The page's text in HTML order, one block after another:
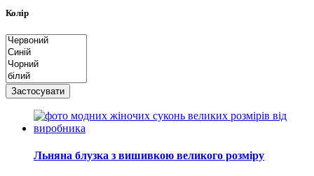
Колір
Льняна блузка з вишивкою великого розміру